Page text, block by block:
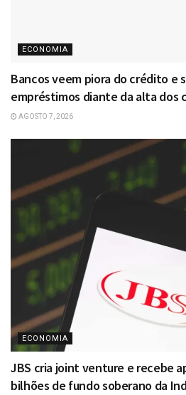
ECONOMIA
Bancos veem piora do crédito e
empréstimos diante da alta dos
AGOSTO 7, 2026
ECONOMIA
JBS cria joint venture e recebe
bilhões de fundo soberano da